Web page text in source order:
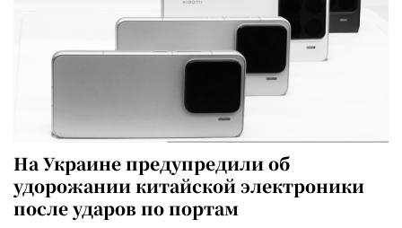
На Украине предупредили об
удорожании китайской электроники
после ударов по портам